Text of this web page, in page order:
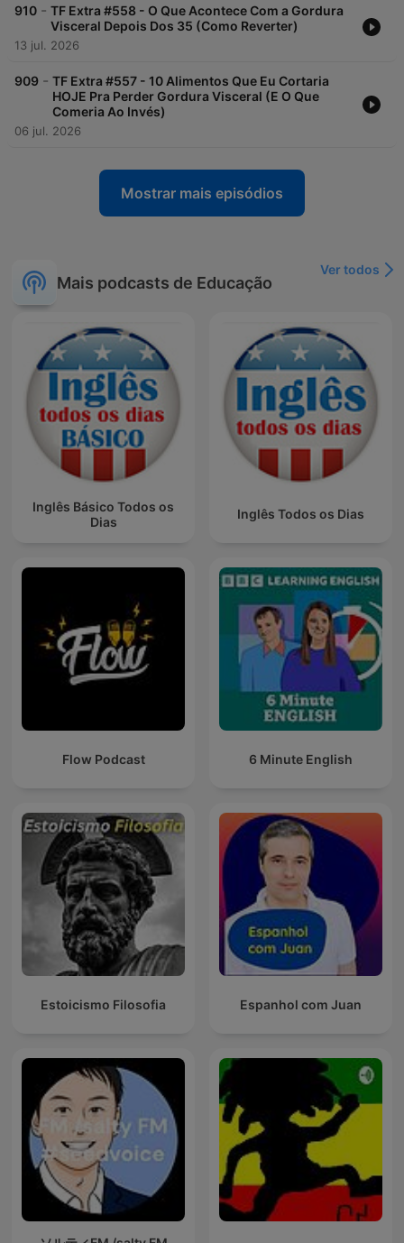
910 - TF Extra #558 - O Que Acontece Com a Gordura
Visceral Depois Dos 35 (Como Reverter)
13 jul. 2026
909 - TF Extra #557 - 10 Alimentos Que Eu Cortaria
HOJE Pra Perder Gordura Visceral (E O Que
Comeria Ao Invés)
06 jul. 2026
Mostrar mais episódios
Mais podcasts de Educação
Ver todos
Inglês Básico Todos os
Dias
Inglês Todos os Dias
Flow Podcast 6 Minute English
Estoicismo Filosofia Espanhol com Juan